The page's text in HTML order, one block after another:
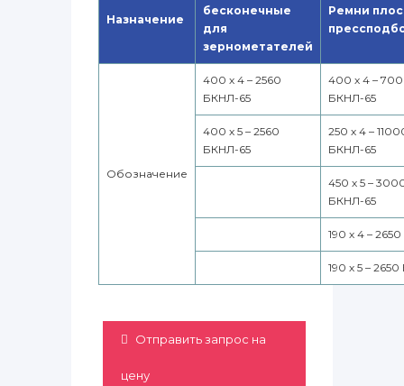
Назначение
бесконечные
для
зернометателей
Ремни
Обозначение
400 х 4 – 2560
БКНЛ-65
400 х 4 –
БКНЛ-65
400 х 5 – 2560
БКНЛ-65
250 х 4 –
БКНЛ-65
450 х 5 –
БКНЛ-65
190 х 4 –
190 х 5 –
Отправить запрос на
цену